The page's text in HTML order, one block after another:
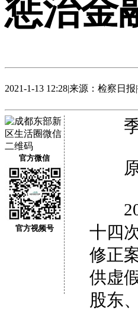
惩治金
2021-1-13 12:28|来源：检察日报|
官方微信
官方视频号
季
原
十四
修正
供虚
股东